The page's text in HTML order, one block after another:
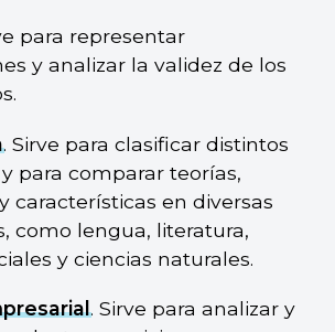
para representar
y analizar la validez de los
. Sirve para clasificar distintos
para comparar teorías,
características en diversas
como lengua, literatura,
y ciencias naturales.
. Sirve para analizar y